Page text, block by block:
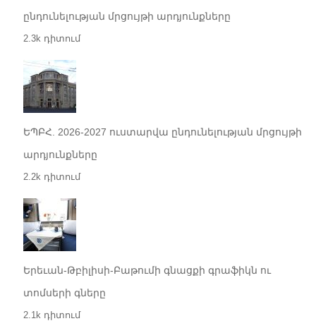
ընդունելության մրցույթի արդյունքները
2.3k դիտում
ԵՊԲՀ. 2026-2027 ուստարվա ընդունելության մրցույթի
արդյունքները
2.2k դիտում
Երեւան-Թբիլիսի-Բաթումի գնացքի գրաֆիկն ու
տոմսերի գները
2.1k դիտում